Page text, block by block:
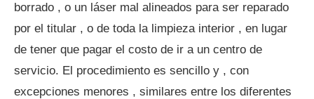
borrado , o un láser mal alineados para ser reparado
por el titular , o de toda la limpieza interior , en lugar
de tener que pagar el costo de ir a un centro de
servicio. El procedimiento es sencillo y , con
excepciones menores , similares entre los diferentes